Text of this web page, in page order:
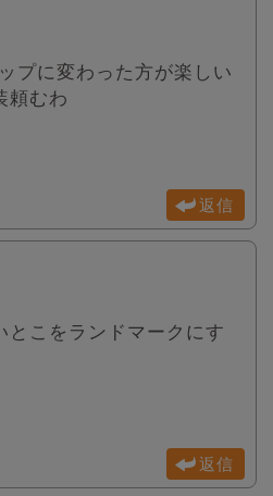
プに変わった方が楽しい
頼むわ
返信
とこをランドマークにす
返信